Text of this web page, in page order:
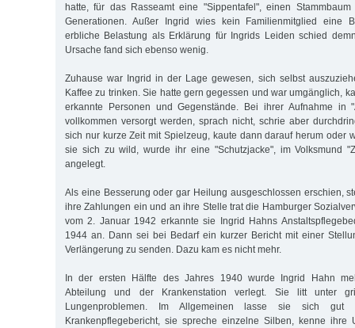
hatte, für das Rasseamt eine "Sippentafel", einen
Generationen. Außer Ingrid wies kein Familienmitglied eine
erbliche Belastung als Erklärung für Ingrids Leiden schied
Ursache fand sich ebenso wenig.
Zuhause war Ingrid in der Lage gewesen, sich selbst
Kaffee zu trinken. Sie hatte gern gegessen und war umgänglich,
erkannte Personen und Gegenstände. Bei ihrer Aufnahme in
vollkommen versorgt werden, sprach nicht, schrie aber
sich nur kurze Zeit mit Spielzeug, kaute dann darauf herum oder
sie sich zu wild, wurde ihr eine "Schutzjacke", im Volksmund
angelegt.
Als eine Besserung oder gar Heilung ausgeschlossen erschien,
ihre Zahlungen ein und an ihre Stelle trat die Hamburger
vom 2. Januar 1942 erkannte sie Ingrid Hahns
1944 an. Dann sei bei Bedarf ein kurzer Bericht mit einer
Verlängerung zu senden. Dazu kam es nicht mehr.
In der ersten Hälfte des Jahres 1940 wurde Ingrid Hahn
Abteilung und der Krankenstation verlegt. Sie litt unter
Lungenproblemen. Im Allgemeinen lasse sie sich
Krankenpflegebericht, sie spreche einzelne Silben, kenne ihre